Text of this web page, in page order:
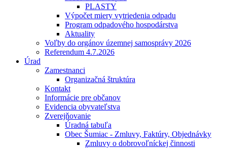
PLASTY
Výpočet miery vytriedenia odpadu
Program odpadového hospodárstva
Aktuality
Voľby do orgánov územnej samosprávy 2026
Referendum 4.7.2026
Úrad
Zamestnanci
Organizačná štruktúra
Kontakt
Informácie pre občanov
Evidencia obyvateľstva
Zverejňovanie
Úradná tabuľa
Obec Šumiac - Zmluvy, Faktúry, Objednávky
Zmluvy o dobrovoľníckej činnosti